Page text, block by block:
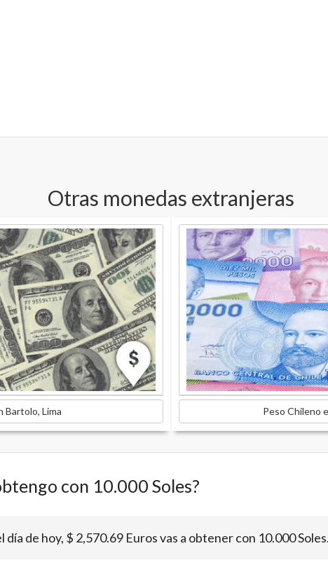
Otras monedas extranjeras
Bartolo, Lima Peso Chileno
con 10.000 Soles?
día de hoy, $ 2,570.69 Euros vas a obtener con 10.000